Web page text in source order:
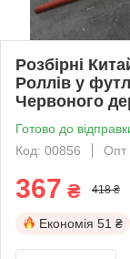
Розбірні
Роллів у
Червоного
Готово до
Код: 00856
Опт
367 ₴ 418 ₴
Економія 51 ₴